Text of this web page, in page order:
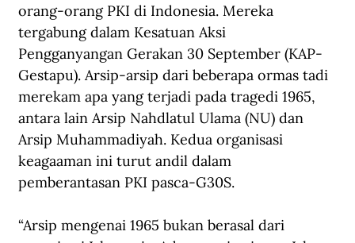
orang-orang PKI di Indonesia. Mereka
tergabung dalam Kesatuan Aksi
Pengganyangan Gerakan 30 September (KAP-
Gestapu). Arsip-arsip dari beberapa ormas tadi
merekam apa yang terjadi pada tragedi 1965,
antara lain Arsip Nahdlatul Ulama (NU) dan
Arsip Muhammadiyah. Kedua organisasi
keagaaman ini turut andil dalam
pemberantasan PKI pasca-G30S.
“Arsip mengenai 1965 bukan berasal dari